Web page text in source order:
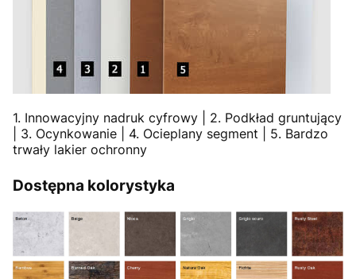
1. Innowacyjny nadruk cyfrowy | 2. Podkład gruntujący
| 3. Ocynkowanie | 4. Ocieplany segment | 5. Bardzo
trwały lakier ochronny
Dostępna kolorystyka